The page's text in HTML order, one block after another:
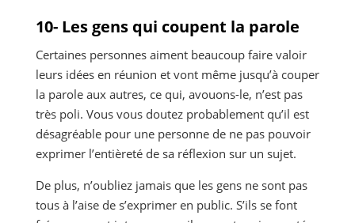
10- Les gens qui coupent la parole
Certaines personnes aiment beaucoup faire valoir
leurs idées en réunion et vont même jusqu’à couper
la parole aux autres, ce qui, avouons-le, n’est pas
très poli. Vous vous doutez probablement qu’il est
désagréable pour une personne de ne pas pouvoir
exprimer l’entièreté de sa réflexion sur un sujet.
De plus, n’oubliez jamais que les gens ne sont pas
tous à l’aise de s’exprimer en public. S’ils se font